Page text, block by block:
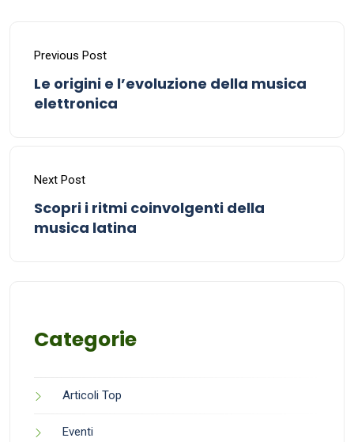
Previous Post
Le origini e l’evoluzione della musica
elettronica
Next Post
Scopri i ritmi coinvolgenti della
musica latina
Categorie
Articoli Top
Eventi